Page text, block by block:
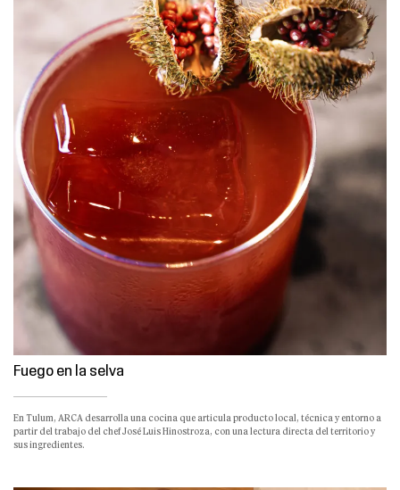
Fuego en la selva
En Tulum, ARCA desarrolla una cocina que articula producto local, técnica y entorno a
partir del trabajo del chef José Luis Hinostroza, con una lectura directa del territorio y
sus ingredientes.